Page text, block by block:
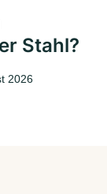
Stahl?
2026